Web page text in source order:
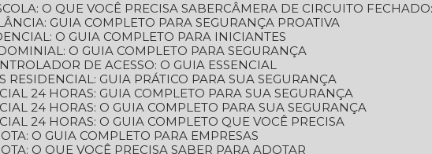
O QUE VOCÊ PRECISA SABER
CÂMERA DE CIRCUITO
GUIA COMPLETO PARA SEGURANÇA PROATIVA
O GUIA COMPLETO PARA INICIANTES
O GUIA COMPLETO PARA SEGURANÇA
DE ACESSO: O GUIA ESSENCIAL
RESIDENCIAL: GUIA PRÁTICO PARA SUA SEGURANÇA
24 HORAS: GUIA COMPLETO PARA SUA SEGURANÇA
24 HORAS: O GUIA COMPLETO PARA SUA SEGURANÇA
24 HORAS: O GUIA COMPLETO QUE VOCÊ PRECISA
O GUIA COMPLETO PARA EMPRESAS
O QUE VOCÊ PRECISA SABER PARA ADOTAR